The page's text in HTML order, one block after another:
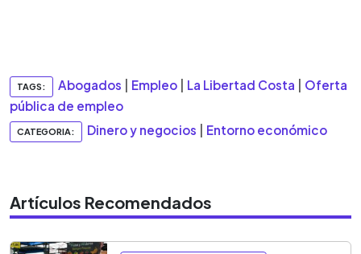
TAGS: Abogados Empleo La Libertad Costa
Oferta
pública de empleo
CATEGORIA: Dinero y negocios Entorno económico
Artículos Recomendados